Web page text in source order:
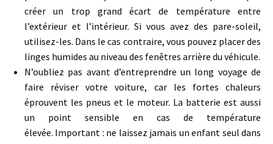
créer un trop grand écart de température entre
l’extérieur et l’intérieur. Si vous avez des pare-soleil,
utilisez-les. Dans le cas contraire, vous pouvez placer des
linges humides au niveau des fenêtres arrière du véhicule.
N’oubliez pas avant d’entreprendre un long voyage de
faire réviser votre voiture, car les fortes chaleurs
éprouvent les pneus et le moteur. La batterie est aussi
un point sensible en cas de température
élevée. Important : ne laissez jamais un enfant seul dans